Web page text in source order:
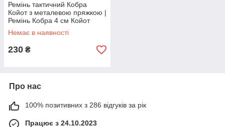
Ремінь тактичний Кобра
Койот з металевою пряжкою |
Ремінь Кобра 4 см Койот
Немає в наявності
230 ₴
Про нас
100% позитивних з 286 відгуків за рік
Працює з 24.10.2023